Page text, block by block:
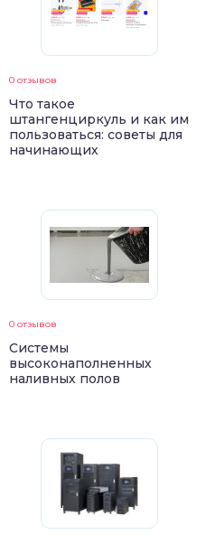
0 отзывов
Что такое
штангенциркуль и как им
пользоваться: советы для
начинающих
0 отзывов
Системы
высоконаполненных
наливных полов